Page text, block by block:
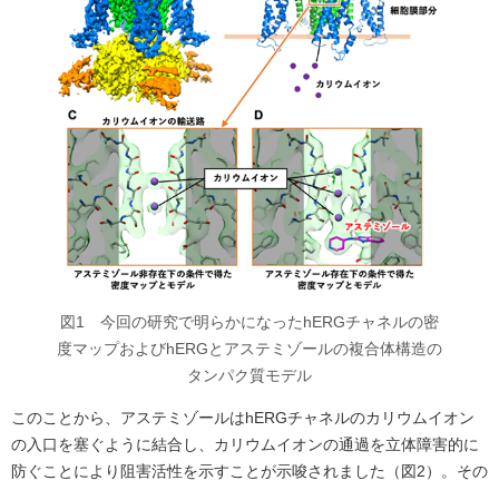
図1 今回の研究で明らかになったhERGチャネルの密
度マップおよびhERGとアステミゾールの複合体構造の
タンパク質モデル
このことから、アステミゾールはhERGチャネルのカリウムイオン
の入口を塞ぐように結合し、カリウムイオンの通過を立体障害的に
防ぐことにより阻害活性を示すことが示唆されました（図2）。その